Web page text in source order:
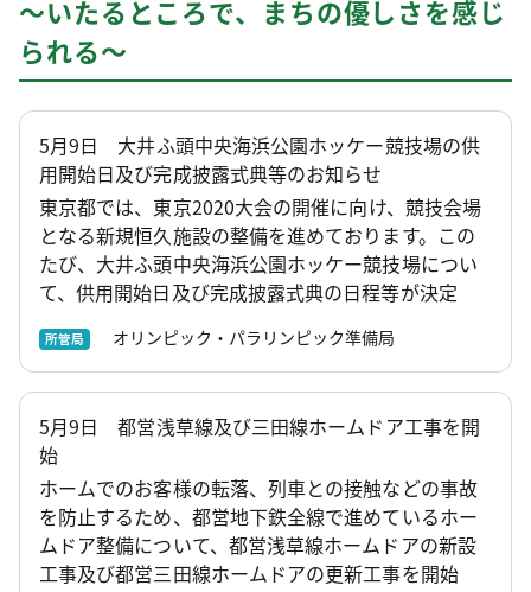
～いたるところで、まちの優しさを感じ
られる～
5月9日 大井ふ頭中央海浜公園ホッケー競技場の供
用開始日及び完成披露式典等のお知らせ
東京都では、東京2020大会の開催に向け、競技会場
となる新規恒久施設の整備を進めております。この
たび、大井ふ頭中央海浜公園ホッケー競技場につい
て、供用開始日及び完成披露式典の日程等が決定
所管局 オリンピック・パラリンピック準備局
5月9日 都営浅草線及び三田線ホームドア工事を開
始
ホームでのお客様の転落、列車との接触などの事故
を防止するため、都営地下鉄全線で進めているホー
ムドア整備について、都営浅草線ホームドアの新設
工事及び都営三田線ホームドアの更新工事を開始